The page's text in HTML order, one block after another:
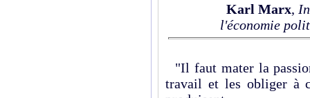
Karl Marx,
l'économie
"Il faut mater la
travail et les obliger à